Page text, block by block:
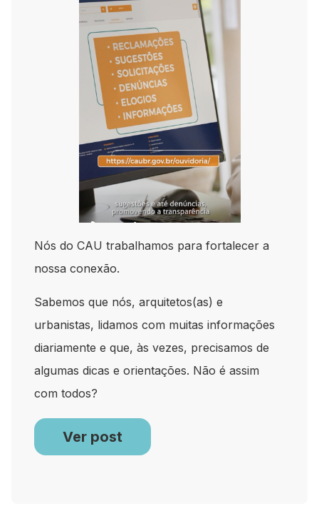
Nós do CAU trabalhamos para fortalecer a
nossa conexão.
Sabemos que nós, arquitetos(as) e
urbanistas, lidamos com muitas informações
diariamente e que, às vezes, precisamos de
algumas dicas e orientações. Não é assim
com todos?
Ver post